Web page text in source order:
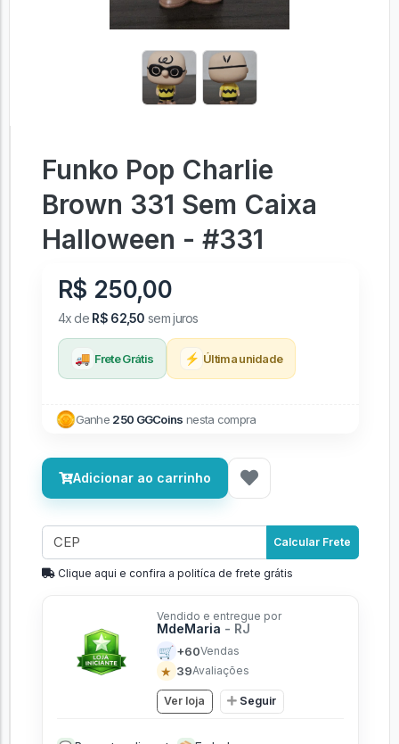
Funko Pop Charlie
Brown 331 Sem Caixa
Halloween - #331
R$ 250,00
4x de R$ 62,50 sem juros
🚚 Frete Grátis ⚡ Última unidade
Ganhe 250 GGCoins nesta compra
Adicionar ao carrinho
Calcular Frete
Clique aqui e confira a politíca de frete grátis
Vendido e entregue por
MdeMaria - RJ
🛒 +60Vendas
★ 39Avaliações
Ver loja Seguir